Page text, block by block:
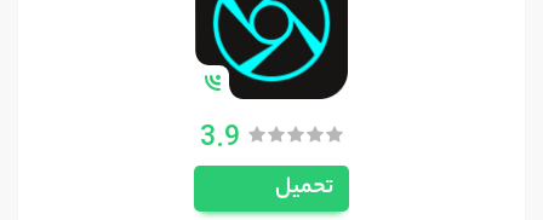
3.9
تحميل